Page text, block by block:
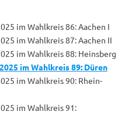
im Wahlkreis 86: Aachen I
im Wahlkreis 87: Aachen II
im Wahlkreis 88: Heinsberg
im Wahlkreis 89: Düren
im Wahlkreis 90: Rhein-
im Wahlkreis 91: